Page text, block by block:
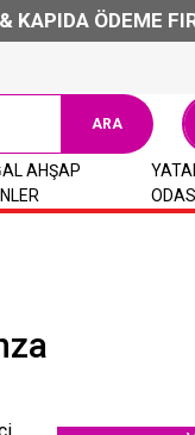
ÖDEME
ARA
AHŞAP
ODASI